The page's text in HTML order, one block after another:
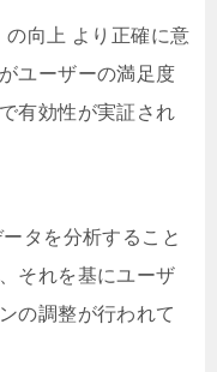
向上 より正確に意
ユーザーの満足度
有効性が実証され
タを分析すること
それを基にユーザ
の調整が行われて